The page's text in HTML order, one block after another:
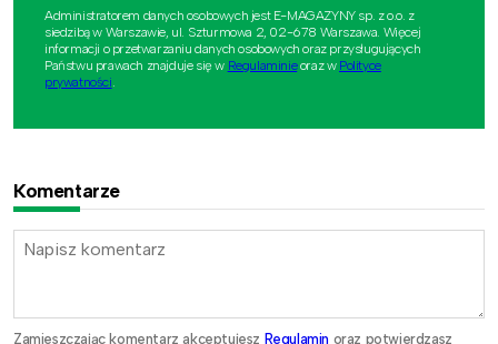
Administratorem danych osobowych jest E-MAGAZYNY sp. z o.o. z
siedzibą w Warszawie, ul. Szturmowa 2, 02-678 Warszawa. Więcej
informacji o przetwarzaniu danych osobowych oraz przysługujących
Państwu prawach znajduje się w Regulaminieoraz w Polityce
prywatności
Komentarze
Zamieszczając komentarz akceptujesz Regulamin oraz potwierdzasz